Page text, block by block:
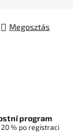
Megosztás
program
20 % po registraci